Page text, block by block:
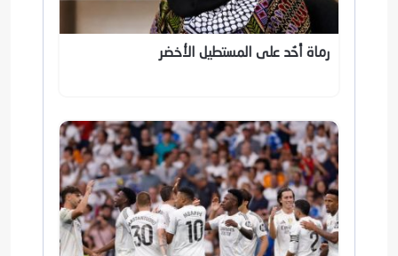
رماة أُحُد على المستطيل الأخضر